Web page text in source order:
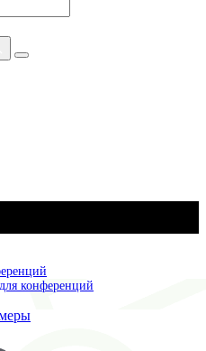
конференций